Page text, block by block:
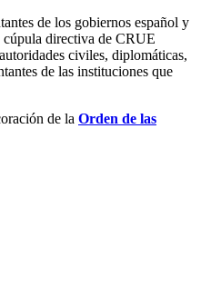
de los gobiernos español y
cúpula directiva de CRUE
civiles, diplomáticas,
de las instituciones que
de la Orden de las